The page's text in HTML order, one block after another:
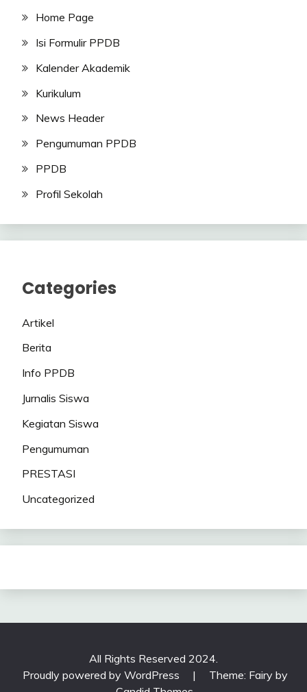
Home Page
Isi Formulir PPDB
Kalender Akademik
Kurikulum
News Header
Pengumuman PPDB
PPDB
Profil Sekolah
Categories
Artikel
Berita
Info PPDB
Jurnalis Siswa
Kegiatan Siswa
Pengumuman
PRESTASI
Uncategorized
All Rights Reserved 2024.
Proudly powered by WordPress
|
Theme: Fairy by